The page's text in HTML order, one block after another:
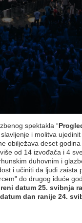
spektakla “
slavljenje i molitva
obilježava deset
od 14 izvođača i 4
duhovnim i
i učiniti da ljudi zaista
do drugog iduće
datum 25. svibnja
dan ranije 24.